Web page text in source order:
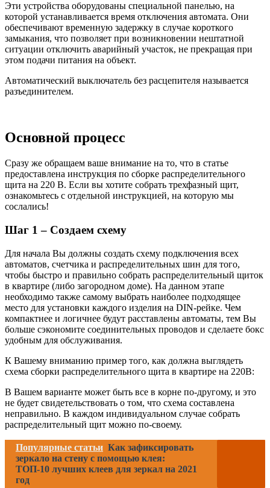
Эти устройства оборудованы специальной панелью, на
которой устанавливается время отключения автомата. Они
обеспечивают временную задержку в случае короткого
замыкания, что позволяет при возникновении нештатной
ситуации отключить аварийный участок, не прекращая при
этом подачи питания на объект.
Автоматический выключатель без расцепителя называется
разъединителем.
Основной процесс
Сразу же обращаем ваше внимание на то, что в статье
предоставлена инструкция по сборке распределительного
щита на 220 В. Если вы хотите собрать трехфазный щит,
ознакомьтесь с отдельной инструкцией, на которую мы
сослались!
Шаг 1 – Создаем схему
Для начала Вы должны создать схему подключения всех
автоматов, счетчика и распределительных шин для того,
чтобы быстро и правильно собрать распределительный щиток
в квартире (либо загородном доме). На данном этапе
необходимо также самому выбрать наиболее подходящее
место для установки каждого изделия на DIN-рейке. Чем
компактнее и логичнее будут расставлены автоматы, тем Вы
больше сэкономите соединительных проводов и сделаете бокс
удобным для обслуживания.
К Вашему вниманию пример того, как должна выглядеть
схема сборки распределительного щита в квартире на 220В:
В Вашем варианте может быть все в корне по-другому, и это
не будет свидетельствовать о том, что схема составлена
неправильно. В каждом индивидуальном случае собрать
распределительный щит можно по-своему.
Популярные статьи Как зафиксировать
зеркало на стену с помощью клея:
ТОП-10 лучших клеев для зеркал на 2021
год